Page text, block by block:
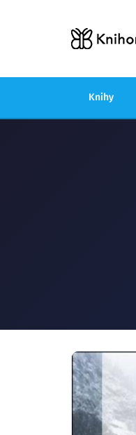
Knihy